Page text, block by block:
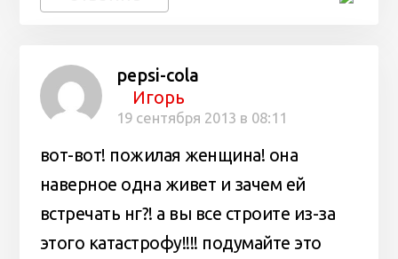
pepsi-cola
Игорь
19 сентября 2013 в 08:11
вот-вот! пожилая женщина! она
наверное одна живет и зачем ей
встречать нг?! а вы все строите из-за
этого катастрофу!!!! подумайте это